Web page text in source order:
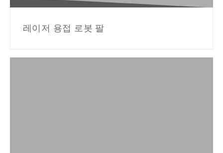
레이저 용접 로봇 팔